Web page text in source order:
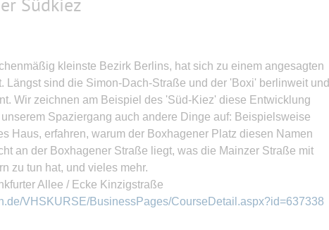
kleinste Bezirk Berlins, hat sich zu einem angesagten
Längst sind die Simon-Dach-Straße und der 'Boxi' berlinweit und
Wir zeichnen am Beispiel des 'Süd-Kiez' diese Entwicklung
Spaziergang auch andere Dinge auf: Beispielsweise
Haus, erfahren, warum der Boxhagener Platz diesen Namen
an der Boxhagener Straße liegt, was die Mainzer Straße mit
zu tun hat, und vieles mehr.
Allee / Ecke Kinzigstraße
VHSKURSE/BusinessPages/CourseDetail.aspx?id=637338